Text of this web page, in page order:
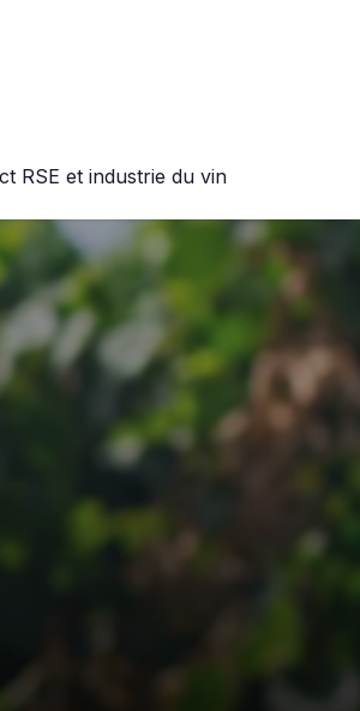
RSE et industrie du vin